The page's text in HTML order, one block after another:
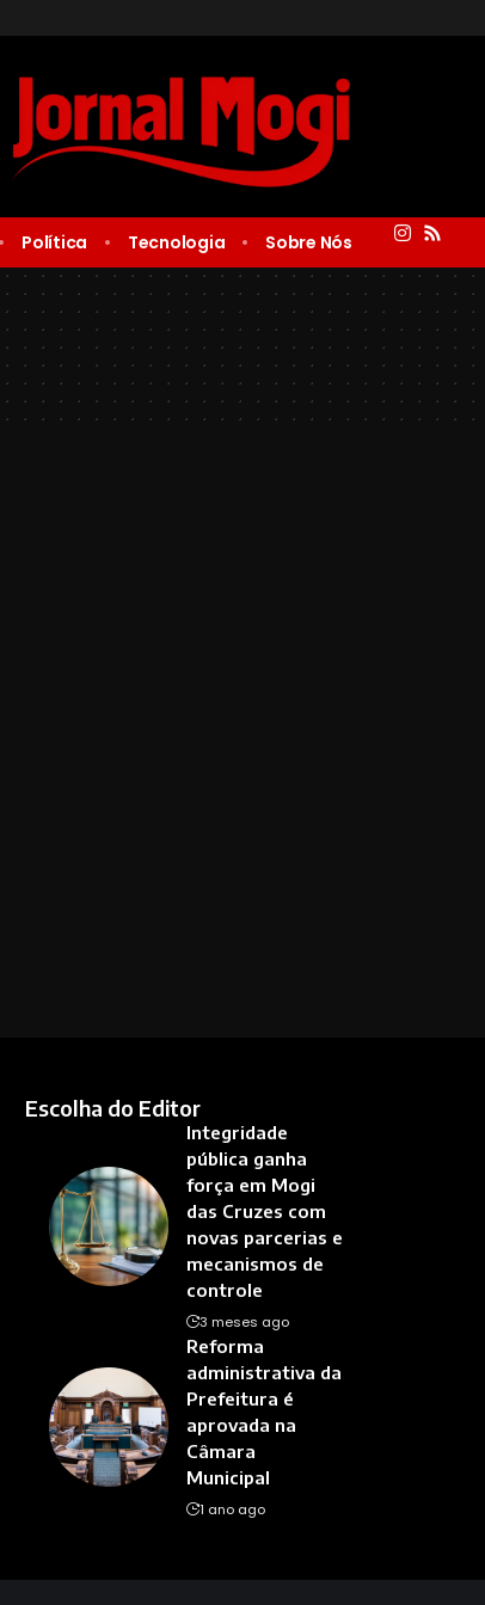
Política Tecnologia Sobre Nós
Escolha do Editor
Integridade
pública ganha
força em Mogi
das Cruzes com
novas parcerias e
mecanismos de
controle
3 meses ago
Reforma
administrativa da
Prefeitura é
aprovada na
Câmara
Municipal
1 ano ago